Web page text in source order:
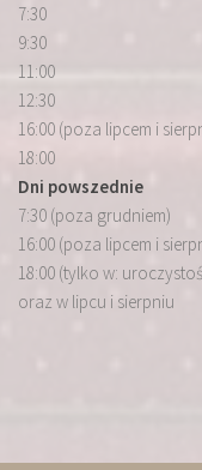
7:30
9:30
11:00
12:30
16:00 (poza lipcem i
18:00
Dni powszednie
7:30 (poza grudniem)
16:00 (poza lipcem i
18:00 (tylko w:
oraz w lipcu i sierpniu